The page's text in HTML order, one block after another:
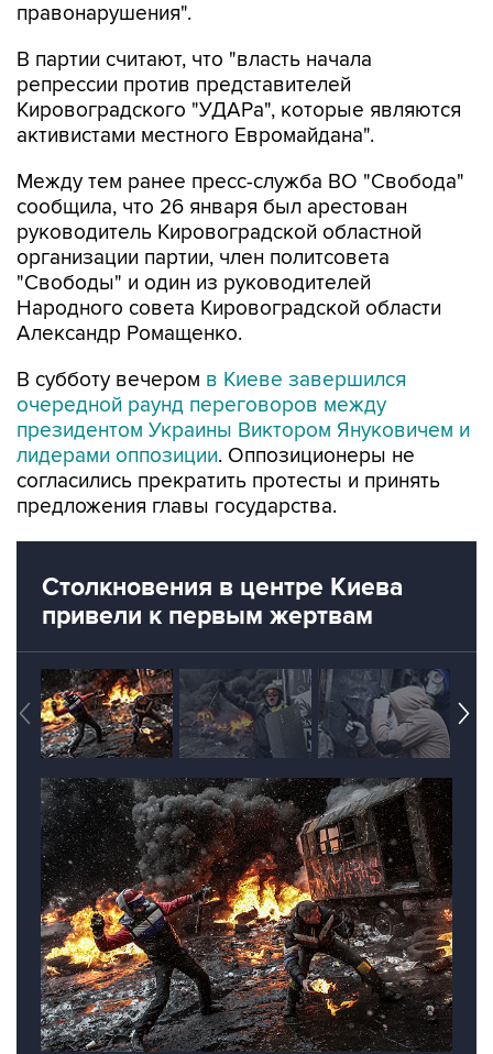
В партии считают, что "власть начала
Кировоградского "УДАРа", которые являются
активистами местного Евромайдана".
Между тем ранее пресс-служба ВО "Свобода"
руководитель Кировоградской областной
организации партии, член политсовета
"Свободы" и один из руководителей
Народного совета Кировоградской области
Александр Ромащенко.
В субботу вечеромв Киеве завершился
президентом Украины Виктором Януковичем и
лидерами оппозиции. Оппозиционеры не
согласились прекратить протесты и принять
предложения главы государства.
Столкновения в центре Киева
привели к первым жертвам